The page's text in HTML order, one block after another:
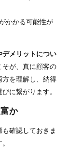
かかる可能性が
メリットについ
そが、真に顧客の
を理解し、納得
に繋がります。
か
確認しておきま